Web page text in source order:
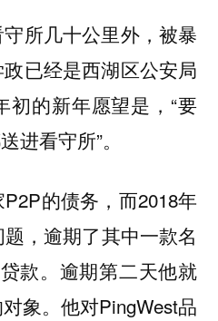
所几十公里外，被暴
已经是西湖区公安局
初的新年愿望是，“要
进看守所”。
的债务，而2018年
，逾期了其中一款名
款。逾期第二天他就
象。他对PingWest品